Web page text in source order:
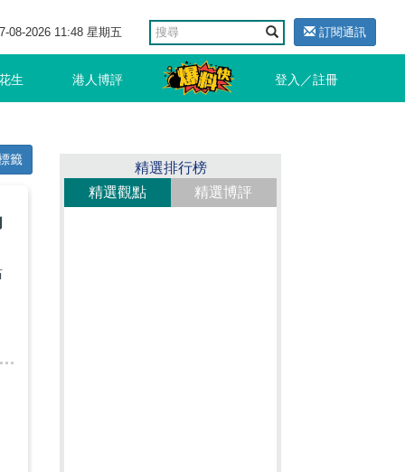
08-2026 11:48 星期五 訂閱通訊
生 港人博評 登入／註冊
籤
精選排行榜
精選觀點
精選博評